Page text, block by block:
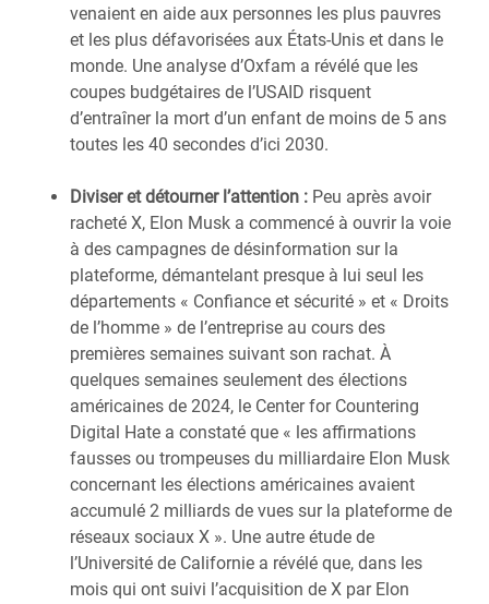
venaient en aide aux personnes les plus pauvres
et les plus défavorisées aux États-Unis et dans le
monde. Une analyse d’Oxfam a révélé que les
coupes budgétaires de l’USAID risquent
d’entraîner la mort d’un enfant de moins de 5 ans
toutes les 40 secondes d’ici 2030.
Diviser et détourner l’attention : Peu après avoir
racheté X, Elon Musk a commencé à ouvrir la voie
à des campagnes de désinformation sur la
plateforme, démantelant presque à lui seul les
départements « Confiance et sécurité » et « Droits
de l’homme » de l’entreprise au cours des
premières semaines suivant son rachat. À
quelques semaines seulement des élections
américaines de 2024, le Center for Countering
Digital Hate a constaté que « les affirmations
fausses ou trompeuses du milliardaire Elon Musk
concernant les élections américaines avaient
accumulé 2 milliards de vues sur la plateforme de
réseaux sociaux X ». Une autre étude de
l’Université de Californie a révélé que, dans les
mois qui ont suivi l’acquisition de X par Elon